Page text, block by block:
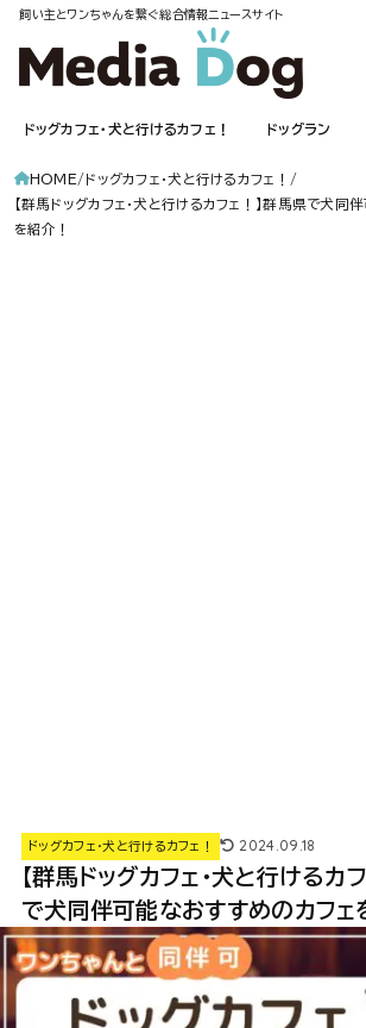
飼い主とワンちゃんを繋ぐ総合情報ニュースサイト
ドッグカフェ・犬と行けるカフェ！ ドッグラン
HOME
ドッグカフェ・犬と行けるカフェ！
【群馬ドッグカフェ・犬と行けるカフェ！】群馬県で犬同
を紹介！
ドッグカフェ・犬と行けるカフェ！ 2024.09.18
【群馬ドッグカフェ・犬と行けるカ
で犬同伴可能なおすすめのカフェ